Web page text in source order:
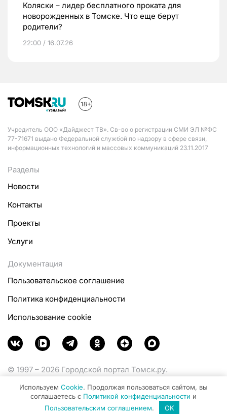
Коляски – лидер бесплатного проката для
новорожденных в Томске. Что еще берут
родители?
22:00 / 16.07.26
Учредитель ООО «Дайджест ТВ». Св-во о регистрации СМИ ЭЛ №ФС
77-71671 выдано Федеральной службой по надзору в сфере связи,
информационных технологий и массовых коммуникаций 23.11.2017
Разделы
Новости
Контакты
Проекты
Услуги
Документация
Пользовательское соглашение
Политика конфиденциальности
Использование cookie
© 1997 – 2026 Городской портал Томск.ру.
Министерства цифрового развития, связи и массовых
коммуникаций Российской Федерации.
Используем Cookie. Продолжая пользоваться сайтом, вы
соглашаетесь с Политикой конфиденциальности и
Пользовательским соглашением. OK